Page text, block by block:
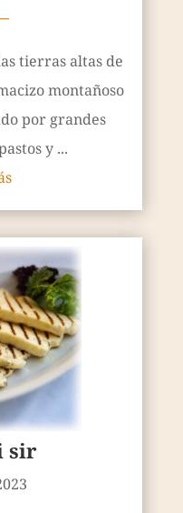
tierras altas de
montañoso
por grandes
y ...
sir